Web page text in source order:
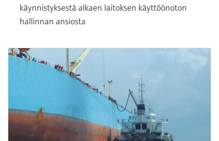
käynnistyksestä alkaen laitoksen käyttöönoton
hallinnan ansiosta